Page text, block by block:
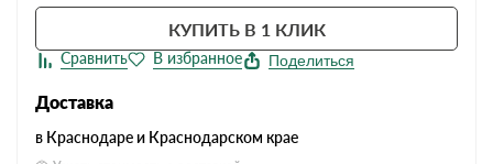
КУПИТЬ В 1 КЛИК
Поделиться
Доставка
в Краснодаре и Краснодарском крае